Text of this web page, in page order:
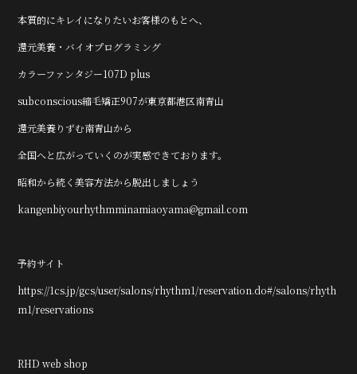
本質的にキレイになりたいお客様のもとへ、
還元美養・バイオプログラミング
カラーファンタジー107D plus
subconscious縮毛矯正907が東京都港区南青山
還元美養りずむ南青山から
全国へと広がっていくのが実感できております。
昭和から続く美容方法から脱出しましょう
kangenbiyourhythmminamiaoyama@gmail.com
予約サイト
https://1cs.jp/gcs/user/salons/rhythm1/reservation.do#/salons/rhyth
m1/reservations
RHD web shop